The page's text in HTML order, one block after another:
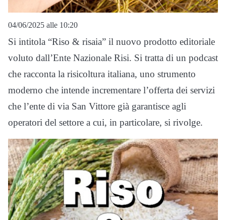
04/06/2025 alle 10:20
Si intitola “Riso & risaia” il nuovo prodotto editoriale
voluto dall’Ente Nazionale Risi. Si tratta di un podcast
che racconta la risicoltura italiana, uno strumento
moderno che intende incrementare l’offerta dei servizi
che l’ente di via San Vittore già garantisce agli
operatori del settore a cui, in particolare, si rivolge.